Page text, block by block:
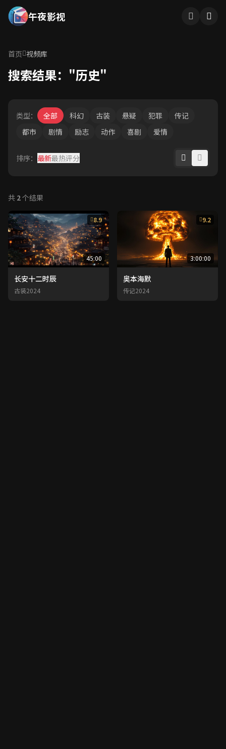
午夜影视
首页 视频库
搜索结果："历史"
类型： 全部 科幻 古装 悬疑 犯罪
传记
都市
剧情 励志 动作 喜剧 爱情
排序： 最新最热评分
共 2个结果
8.9
45:00
长安十二时辰
古装2024
9.2
3:00:00
奥本海默
传记2024